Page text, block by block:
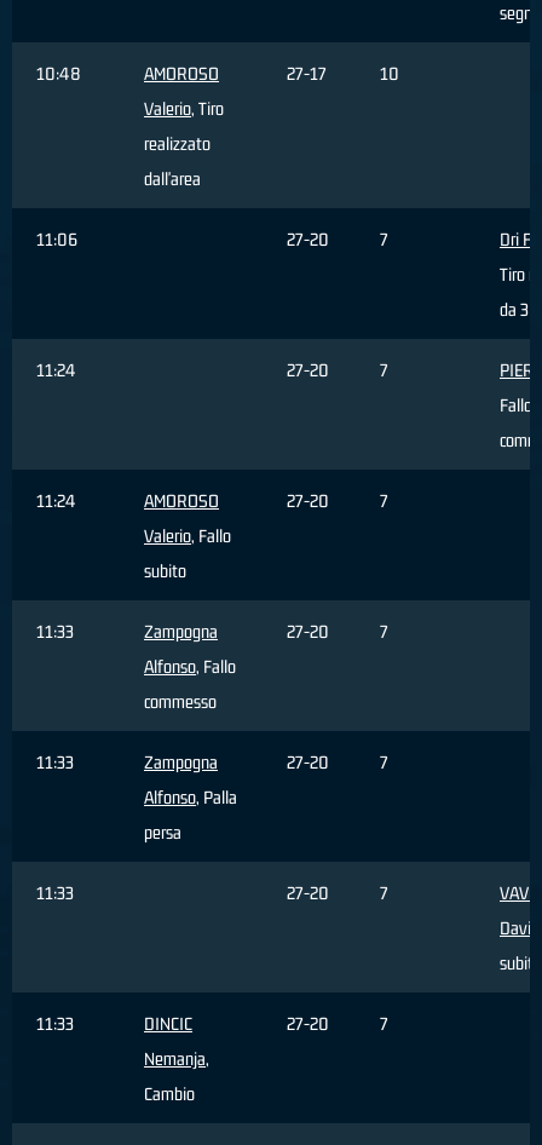
10:48
AMOROSO
Valerio, Tiro
realizzato
dall'area
27-17 10
11:06 27-20 7
Dri
Tiro
da 3
11:24 27-20 7
Fallo
11:24
AMOROSO
Valerio, Fallo
subito
27-20 7
11:33
Zampogna
Alfonso, Fallo
commesso
27-20 7
11:33
Zampogna
Alfonso, Palla
persa
27-20 7
11:33 27-20 7
subito
11:33
DINCIC
Nemanja,
Cambio
27-20 7